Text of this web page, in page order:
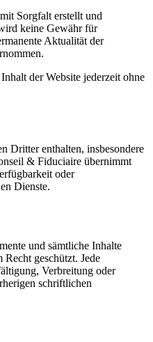
Sorgfalt erstellt und
keine Gewähr für
Aktualität der
der Website jederzeit ohne
Dritter enthalten, insbesondere
& Fiduciaire übernimmt
oder
Dienste.
und sämtliche Inhalte
Recht geschützt. Jede
Verbreitung oder
schriftlichen